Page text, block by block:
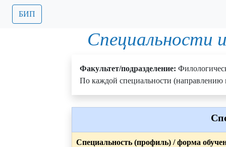
БИП
Специальности
Факультет/подразделение:
По каждой специальности (направлению
Специальность (профиль) / форма